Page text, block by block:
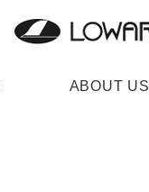
ABOUT US